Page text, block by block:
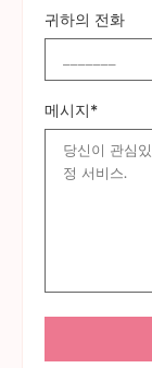
귀하의 전화
메시지*